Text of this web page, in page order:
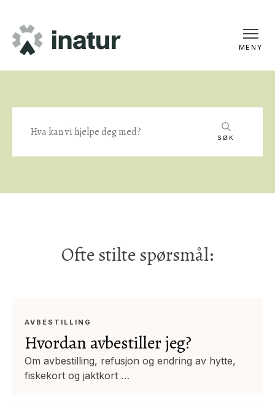
MENY
SØK
Ofte stilte spørsmål:
AVBESTILLING
Hvordan avbestiller jeg?
Om avbestilling, refusjon og endring av hytte,
fiskekort og jaktkort …